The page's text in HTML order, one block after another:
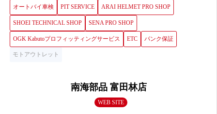
オートバイ車検 PIT SERVICE ARAI HELMET PRO SHOP
SHOEI TECHNICAL SHOP SENA PRO SHOP
OGK Kabutoプロフィッティングサービス ETC パンク保証
モトアウトレット
南海部品 富田林店
WEB SITE